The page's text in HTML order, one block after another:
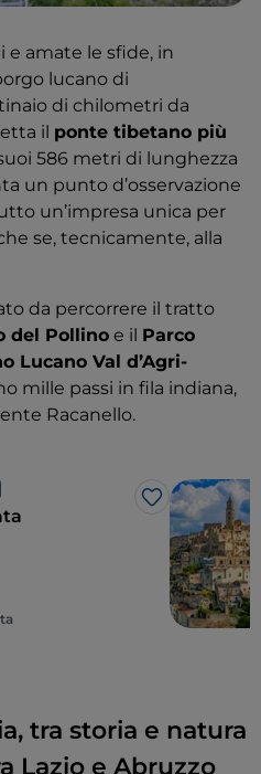
e amate le sfide, in
lucano di
di chilometri da
il ponte tibetano più
586 metri di lunghezza
un punto d’osservazione
un’impresa unica per
se, tecnicamente, alla
da percorrere il tratto
del Pollino e il Parco
Lucano Val d’Agri-
mille passi in fila indiana,
Racanello.
Like
tra storia e natura
Lazio e Abruzzo